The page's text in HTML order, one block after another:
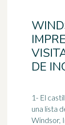
DE
1- El
una lista
Windsor,